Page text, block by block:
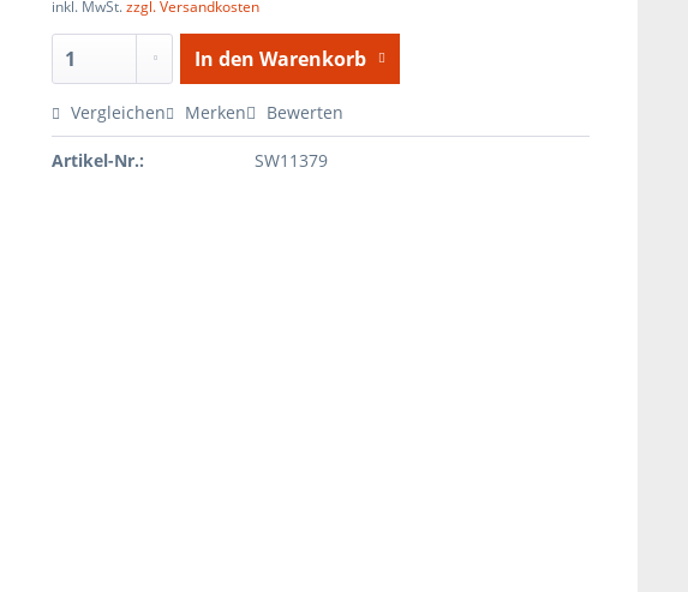
inkl. MwSt.zzgl. Versandkosten
In den Warenkorb
Vergleichen Merken Bewerten
Artikel-Nr.: SW11379